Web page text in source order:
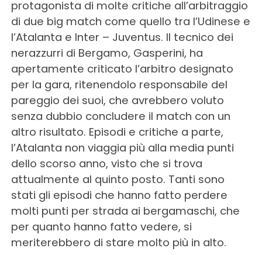
protagonista di molte critiche all’arbitraggio
di due big match come quello tra l’Udinese e
l’Atalanta e Inter – Juventus. Il tecnico dei
nerazzurri di Bergamo, Gasperini, ha
apertamente criticato l’arbitro designato
per la gara, ritenendolo responsabile del
pareggio dei suoi, che avrebbero voluto
senza dubbio concludere il match con un
altro risultato. Episodi e critiche a parte,
l’Atalanta non viaggia più alla media punti
dello scorso anno, visto che si trova
attualmente al quinto posto. Tanti sono
stati gli episodi che hanno fatto perdere
molti punti per strada ai bergamaschi, che
per quanto hanno fatto vedere, si
meriterebbero di stare molto più in alto.